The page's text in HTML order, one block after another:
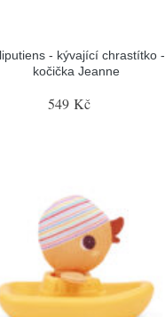
- kývající chrastítko -
kočička Jeanne
549 Kč